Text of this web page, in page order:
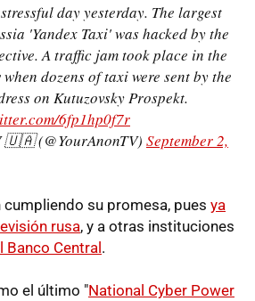
day yesterday. The largest
'Yandex Taxi' was hacked by the
A traffic jam took place in the
dozens of taxi were sent by the
on Kutuzovsky Prospekt.
6fp1hp0f7r
🇺🇦 (@YourAnonTV) September 2,
su promesa, pues ya
rusa, y a otras instituciones
Banco Central.
el último "National Cyber Power